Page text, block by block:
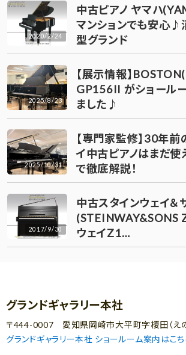
2020/2/24
中古ピアノ ヤマハ
マンションでも安心♪
型グランド
2025/8/23
【展示情報】
GP156II がショール
ました♪
2025/10/31
【専門家監修】30年
イ中古ピアノはまだ使
で徹底解説！
2017/9/30
中古スタインウェイ＆
(STEINWAY&SONS
ウェイZ1…
グランドギャラリー本社
〒444-0007 愛知県岡崎市大平町字榎田（え
グランドギャラリー本社 ショールーム案内はこち